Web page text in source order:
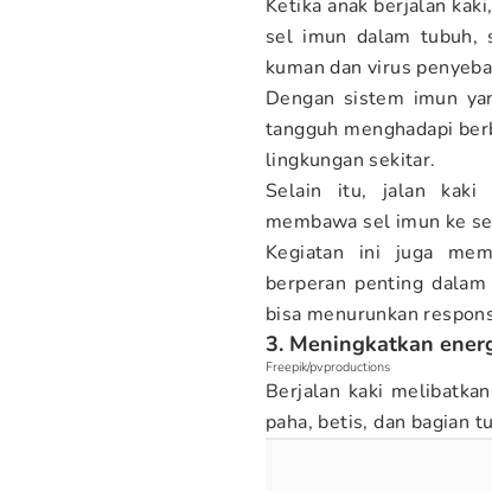
Ketika anak berjalan
sel imun dalam tubuh,
kuman dan virus
Dengan sistem imun
tangguh menghadapi
lingkungan sekitar.
Selain itu, jalan kaki
membawa sel imun ke
Kegiatan ini juga
berperan penting
bisa menurunkan
3. Meningkatkan
Freepik/pvproductions
Berjalan kaki
paha, betis, dan bagian